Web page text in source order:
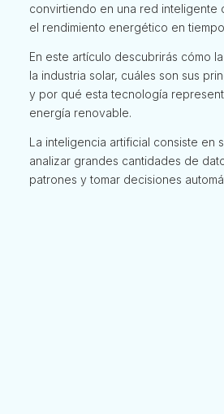
convirtiendo en una red inteligente
el rendimiento energético en
En este artículo descubrirás cómo
la industria solar, cuáles son sus
y por qué esta tecnología
energía renovable.
La inteligencia artificial consiste en
analizar grandes cantidades de
patrones y tomar decisiones